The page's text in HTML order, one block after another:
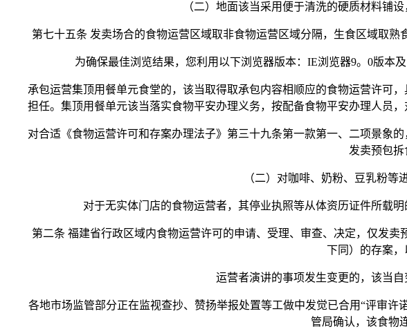
（二）地面该当采用便于清洗的硬质材料铺设
第七十五条 发卖场合的食物运营区域取非食物运营区域分隔，生食区域取熟
为确保最佳浏览结果，您利用以下浏览器版本：IE浏览器9。0版本及
承包运营集顶用餐单元食堂的，该当取得取承包内容相顺应的食物运营许可，
担任。集顶用餐单元该当落实食物平安办理义务，按配备食物平安办理人员
对合适《食物运营许可和存案办理法子》第三十九条第一款第一、二项景象的
发卖预包拆
（二）对咖啡、奶粉、豆乳粉等进
对于无实体门店的食物运营者，其停业执照等从体资历证件所载明
第二条 福建省行政区域内食物运营许可的申请、受理、审查、决定，仅发卖
下同）的存案，
运营者演讲的事项发生变更的，该当自
各地市场监管部分正在监视查抄、赞扬举报处置等工做中发觉已合用“评审许
管局确认，该食物